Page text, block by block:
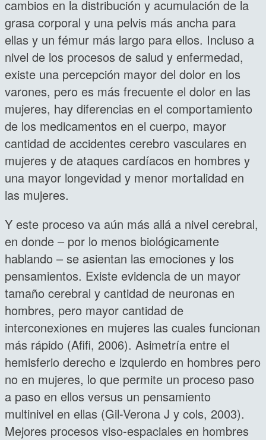
cambios en la distribución y acumulación de la
grasa corporal y una pelvis más ancha para
ellas y un fémur más largo para ellos. Incluso a
nivel de los procesos de salud y enfermedad,
existe una percepción mayor del dolor en los
varones, pero es más frecuente el dolor en las
mujeres, hay diferencias en el comportamiento
de los medicamentos en el cuerpo, mayor
cantidad de accidentes cerebro vasculares en
mujeres y de ataques cardíacos en hombres y
una mayor longevidad y menor mortalidad en
las mujeres.
Y este proceso va aún más allá a nivel cerebral,
en donde – por lo menos biológicamente
hablando – se asientan las emociones y los
pensamientos. Existe evidencia de un mayor
tamaño cerebral y cantidad de neuronas en
hombres, pero mayor cantidad de
interconexiones en mujeres las cuales funcionan
más rápido (Afifi, 2006). Asimetría entre el
hemisferio derecho e izquierdo en hombres pero
no en mujeres, lo que permite un proceso paso
a paso en ellos versus un pensamiento
multinivel en ellas (Gil-Verona J y cols, 2003).
Mejores procesos viso-espaciales en hombres